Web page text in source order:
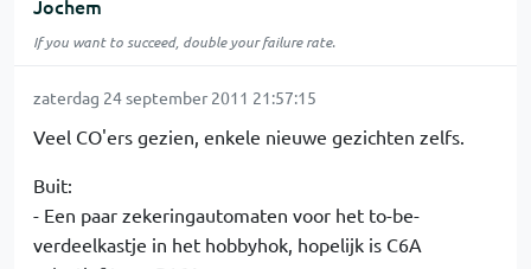
Jochem
If you want to succeed, double your failure rate.
zaterdag 24 september 2011 21:57:15
Veel CO'ers gezien, enkele nieuwe gezichten zelfs.
Buit:
- Een paar zekeringautomaten voor het to-be-
verdeelkastje in het hobbyhok, hopelijk is C6A